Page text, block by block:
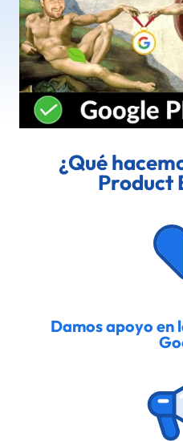
¿Qué
Product
Damos apoyo en